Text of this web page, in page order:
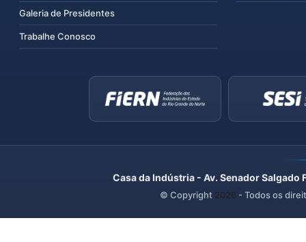
Galeria de Presidentes
Trabalhe Conosco
Casa da Indústria - Av. Senador
© Copyright 2026 - Todos os